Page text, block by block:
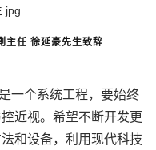
主任 徐延豪先生致辞
一个系统工程，要始终
近视。希望不断开发更
和设备，利用现代科技